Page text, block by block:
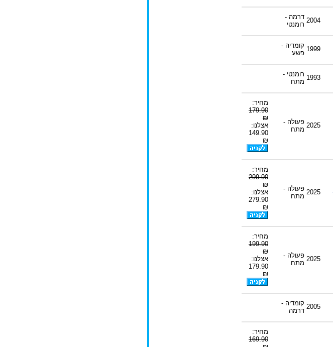
2004 דרמה -
רומנטי
1999 קומדיה -
פשע
1993 רומנטי -
מתח
2025 פעולה -
מתח
מחיר:
179.90
₪
אצלנו:
149.90
₪
2025 פעולה -
מתח
מחיר:
299.90
₪
אצלנו:
279.90
₪
2025 פעולה -
מתח
מחיר:
199.90
₪
אצלנו:
179.90
₪
2005 קומדיה -
דרמה
מחיר:
169.90